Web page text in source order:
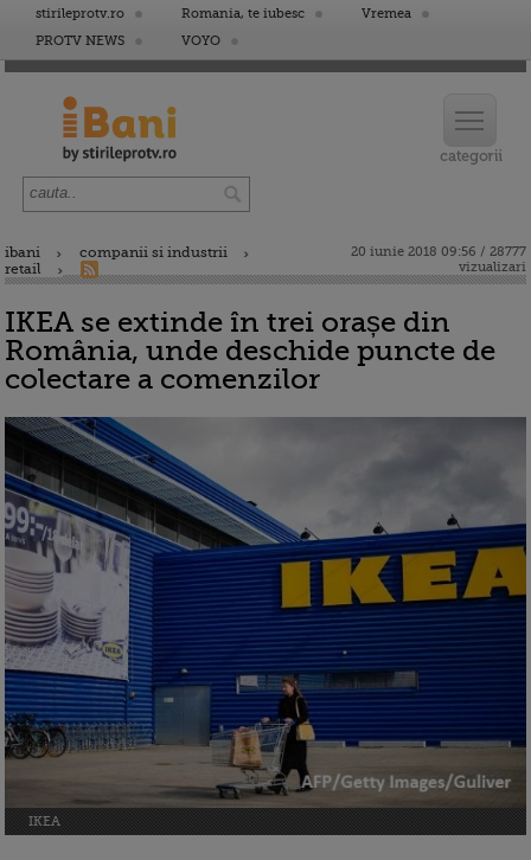
stirileprotv.ro Romania, te iubesc
Vremea
PROTV NEWS
VOYO
ibani
companii si industrii
retail
20 iunie 2018 09:56 / 28777
vizualizari
IKEA se extinde în trei orașe din
România, unde deschide puncte de
colectare a comenzilor
IKEA